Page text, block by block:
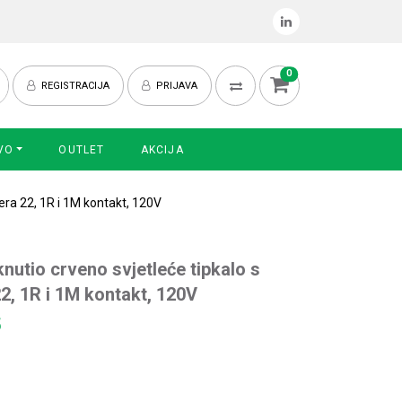
REGISTRACIJA PRIJAVA
0
OUTLET AKCIJA
22, 1R i 1M kontakt, 120V
crveno svjetleće tipkalo s
1R i 1M kontakt, 120V